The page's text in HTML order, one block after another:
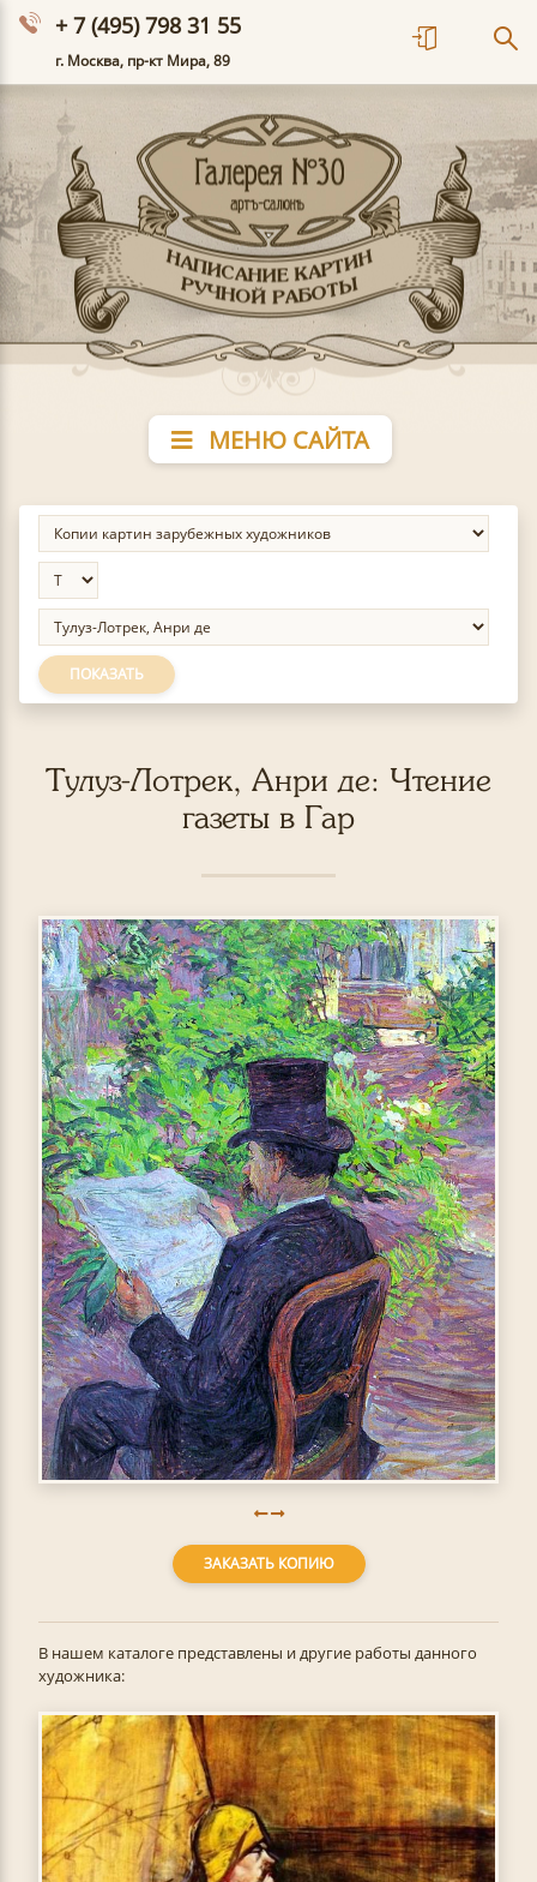
+ 7 (495) 798 31 55
г. Москва, пр-кт Мира, 89
МЕНЮ САЙТА
ПОКАЗАТЬ
Тулуз-Лотрек, Анри де: Чтение
газеты в Гар
ЗАКАЗАТЬ КОПИЮ
В нашем каталоге представлены и другие работы данного
художника: